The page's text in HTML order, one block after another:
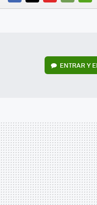
FACEBOOK
TWITTERFLIPBOARD
E-
ENTRAR Y